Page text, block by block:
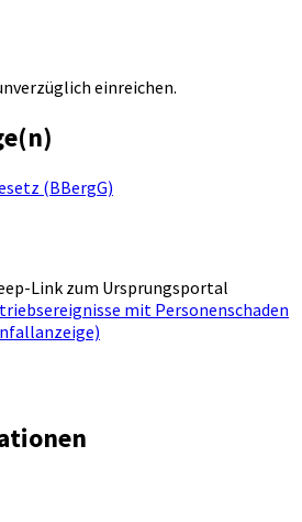
einreichen.
(BBergG)
Link zum Ursprungsportal
mit Personenschaden